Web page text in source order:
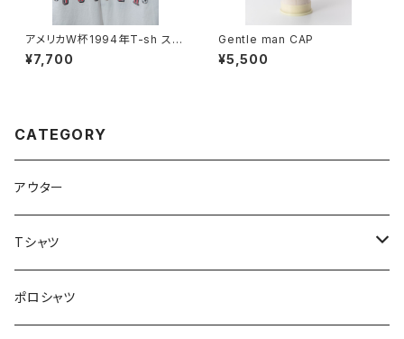
アメリカW杯1994年T-sh スイ
ス代表
¥7,700
Gentle man CAP
¥5,500
CATEGORY
アウター
Tシャツ
ロンT
ポロシャツ